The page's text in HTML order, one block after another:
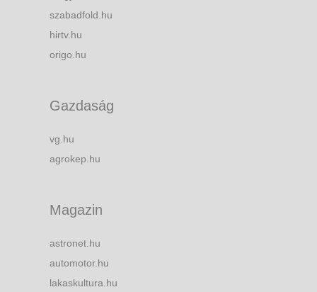
szabadfold.hu
hirtv.hu
origo.hu
Gazdaság
vg.hu
agrokep.hu
Magazin
astronet.hu
automotor.hu
lakaskultura.hu